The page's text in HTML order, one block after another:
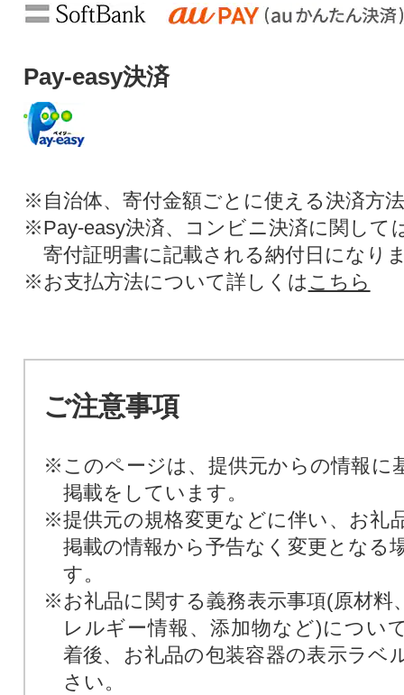
Pay-easy決済
※自治体、寄付金額ごとに使える決済方
※Pay-easy決済、コンビニ決済に関して
寄付証明書に記載される納付日になり
※お支払方法について詳しくは こちら
ご注意事項
※このページは、提供元からの情報に
掲載をしています。
※提供元の規格変更などに伴い、お礼
掲載の情報から予告なく変更となる
す。
※お礼品に関する義務表示事項(原材料
レルギー情報、添加物など)につい
着後、お礼品の包装容器の表示ラベ
さい。